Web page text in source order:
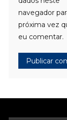
navegador
próxima vez
eu comentar.